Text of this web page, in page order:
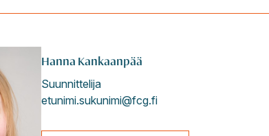
Hanna Kankaanpää
Suunnittelija
etunimi.sukunimi@fcg.fi